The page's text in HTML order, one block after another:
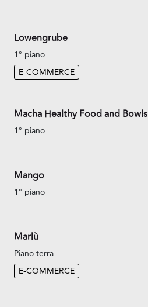
Lowengrube
1° piano
E-COMMERCE
Macha Healthy Food and Bowls
1° piano
Mango
1° piano
Marlù
Piano terra
E-COMMERCE